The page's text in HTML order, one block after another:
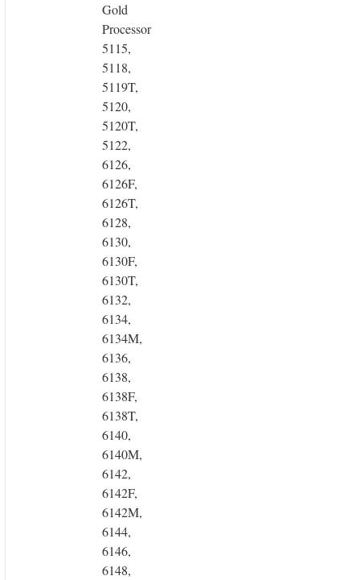
Gold
Processor
5115,
5118,
5119T,
5120,
5120T,
5122,
6126,
6126F,
6126T,
6128,
6130,
6130F,
6130T,
6132,
6134,
6134M,
6136,
6138,
6138F,
6138T,
6140,
6140M,
6142,
6142F,
6142M,
6144,
6146,
6148,